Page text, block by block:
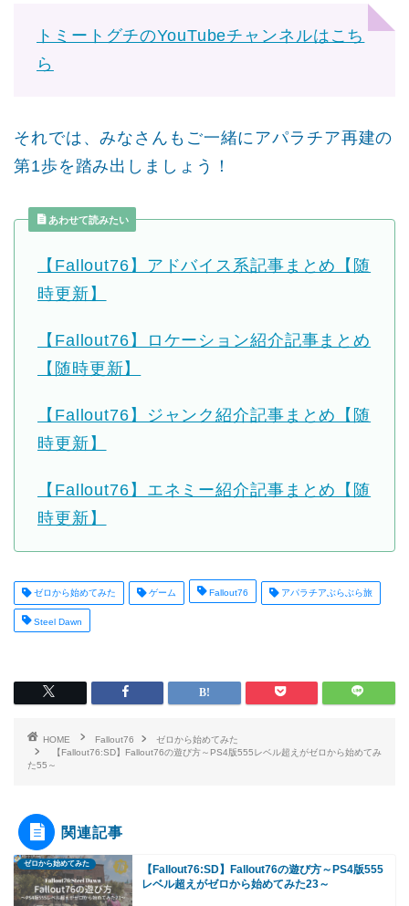
トミートグチのYouTubeチャンネルはこち
ら
それでは、みなさんもご一緒にアパラチア再建の
第1歩を踏み出しましょう！
あわせて読みたい
【Fallout76】アドバイス系記事まとめ【随
時更新】
【Fallout76】ロケーション紹介記事まとめ
【随時更新】
【Fallout76】ジャンク紹介記事まとめ【随
時更新】
【Fallout76】エネミー紹介記事まとめ【随
時更新】
ゼロから始めてみた ゲーム Fallout76 アパラチアぶらぶら旅
Steel Dawn
HOME Fallout76
ゼロから始めてみた
【Fallout76:SD】Fallout76の遊び方～PS4版555レベル超えがゼロから始めてみ
た55～
関連記事
ゼロから始めてみた
【Fallout76:SD】Fallout76の遊び方～PS4版555
レベル超えがゼロから始めてみた23～